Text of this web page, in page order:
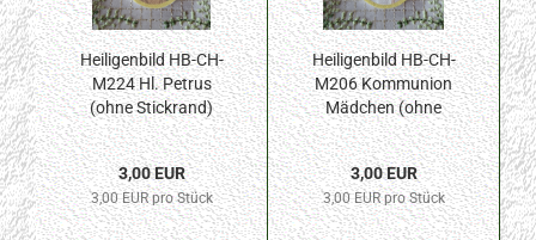
Heiligenbild HB-CH-
M224 Hl. Petrus
(ohne Stickrand)
50x70mm
3,00 EUR
3,00 EUR pro Stück
Heiligenbild HB-CH-
M206 Kommunion
Mädchen (ohne
Stickrand) 50x70mm
3,00 EUR
3,00 EUR pro Stück